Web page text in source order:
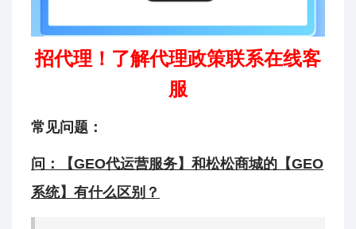
招代理！了解代理政策联系在线客
服
常见问题：
问：【GEO代运营服务】和松松商城的【GEO
系统】 有什么区别？